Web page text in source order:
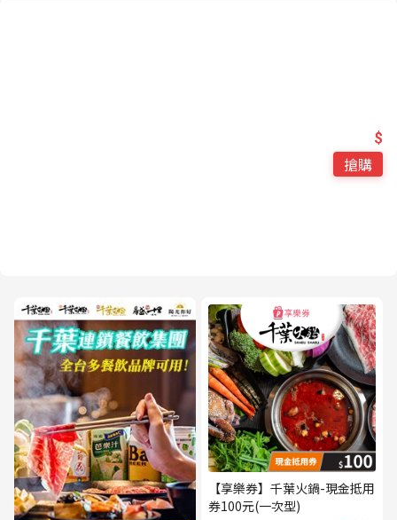
$
搶購
【享樂券】千葉火鍋-現金抵用
券100元(一次型)